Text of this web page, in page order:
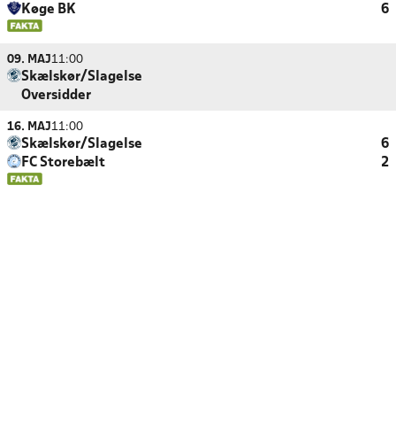
Køge BK
6
09. MAJ11:00
Skælskør/Slagelse
Oversidder
16. MAJ11:00
Skælskør/Slagelse
6
FC Storebælt
2